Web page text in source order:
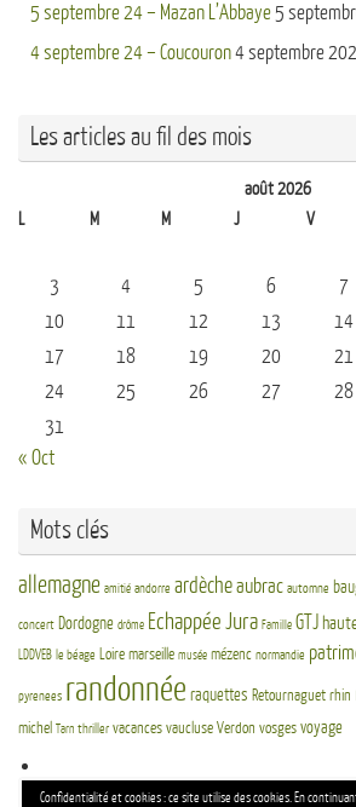
5 septembre 24 – Mazan L’Abbaye 5
4 septembre 24 – Coucouron4 septembre
Les articles au fil des mois
août 2026
L
M M J V
3
4 5 6 7
10
11 12 13 14
17
18 19 20 21
24
25 26 27 28
31
« Oct
Mots clés
allemagne amitié andorre ardècheaubrac automne
concert Dordogne drôme Echappée Jura Famille GTJ
LDDVEB le béage Loire marseille musée mézenc normandie
pyrenees randonnée raquettes Retournaguet rhin
michel
Tarn thriller vacances vaucluse Verdon vosges voyage
Confidentialité et cookies : ce site utilise des cookies. En